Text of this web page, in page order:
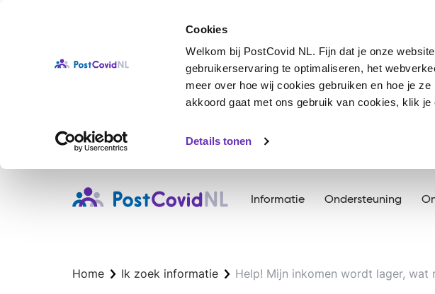
Cookies
Welkom bij PostCovid NL. Fijn dat je onze
gebruikerservaring te optimaliseren, het
meer over hoe wij cookies gebruiken en hoe je
akkoord gaat met ons gebruik van cookies, klik je
Details tonen
Informatie Ondersteuning
Home Ik zoek informatie Help! Mijn inkomen wordt lager, wat